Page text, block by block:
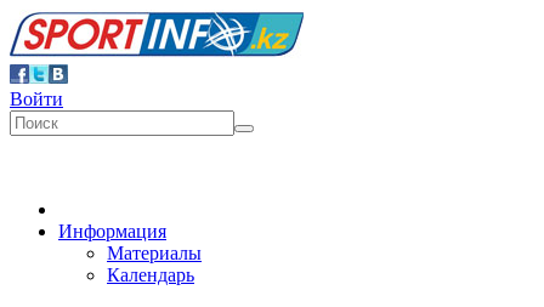
Войти
Информация
Материалы
Календарь